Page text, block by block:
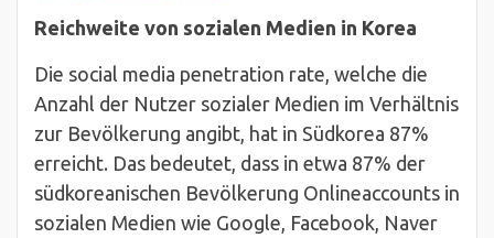
Reichweite von sozialen Medien in Korea
Die social media penetration rate, welche die
Anzahl der Nutzer sozialer Medien im Verhältnis
zur Bevölkerung angibt, hat in Südkorea 87%
erreicht. Das bedeutet, dass in etwa 87% der
südkoreanischen Bevölkerung Onlineaccounts in
sozialen Medien wie Google, Facebook, Naver